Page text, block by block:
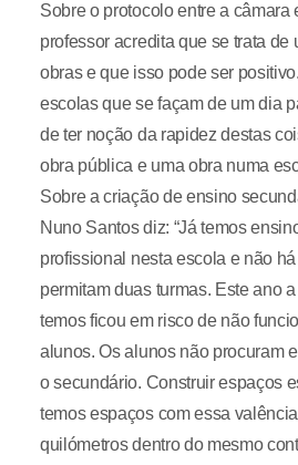
Sobre o protocolo entre a câmara
professor acredita que se trata de
obras e que isso pode ser
escolas que se façam de um dia
de ter noção da rapidez destas
obra pública e uma obra numa
Sobre a criação de ensino
Nuno Santos diz: “Já temos
profissional nesta escola e não
permitam duas turmas. Este ano
temos ficou em risco de não
alunos. Os alunos não procuram
o secundário. Construir espaços
temos espaços com essa
quilómetros dentro do mesmo